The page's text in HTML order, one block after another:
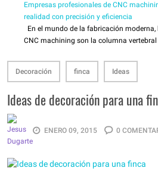
Empresas profesionales de CNC
realidad con precisión y eficiencia
En el mundo de la fabricación
CNC machining son la columna
Decoración finca Ideas
Ideas de decoración para una
ENERO 09, 2015 0